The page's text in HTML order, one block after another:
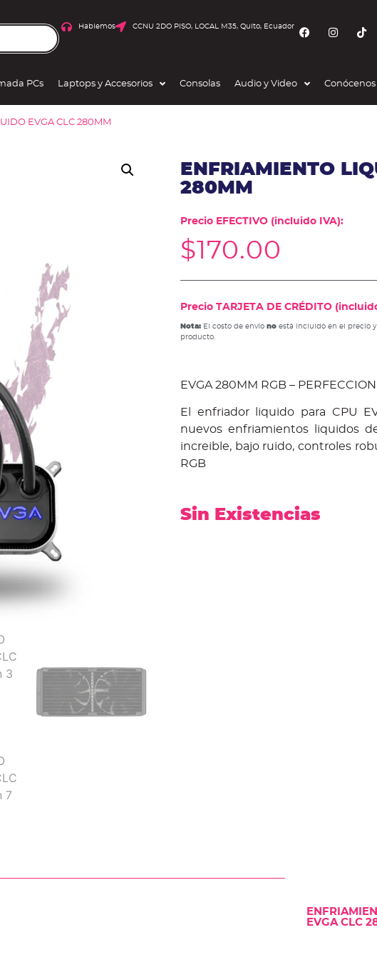
Hablemos CCNU 2DO PISO, LOCAL M35, Quito, Ecuador
PCs Laptops y Accesorios Consolas Audio y Video Conócenos
EVGA CLC 280MM
ENFRIAMIENTO
280MM
Precio EFECTIVO (incluido IVA):
$170.00
Precio TARJETA DE CRÉDITO
Nota:El costo de envío noestá incluido en el precio y
producto.
EVGA 280MM RGB –
El enfriador liquido para CPU
nuevos enfriamientos liquidos
increible, bajo ruido, controles
RGB
Sin Existencias
EVGA CLC